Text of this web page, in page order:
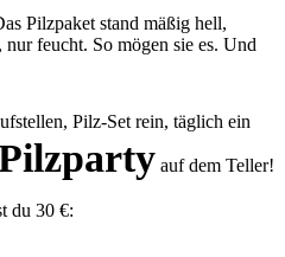
Pilzpaket stand mäßig hell,
feucht. So mögen sie es. Und
Pilz-Set rein, täglich ein
auf dem Teller!
du 30 €: